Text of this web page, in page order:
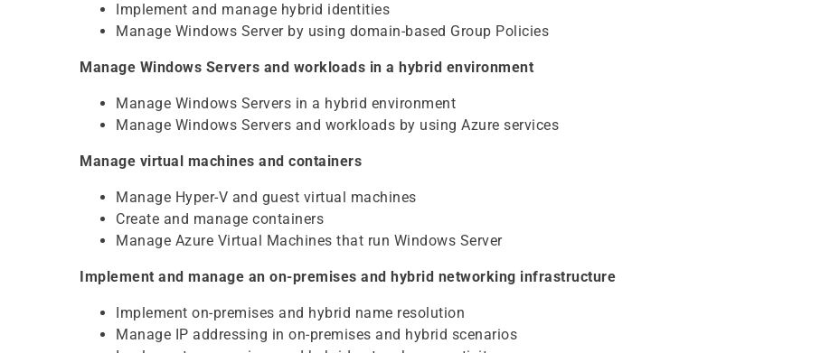
Implement and manage hybrid identities
Manage Windows Server by using domain-based Group Policies
Manage Windows Servers and workloads in a hybrid environment
Manage Windows Servers in a hybrid environment
Manage Windows Servers and workloads by using Azure services
Manage virtual machines and containers
Manage Hyper-V and guest virtual machines
Create and manage containers
Manage Azure Virtual Machines that run Windows Server
Implement and manage an on-premises and hybrid networking infrastructure
Implement on-premises and hybrid name resolution
Manage IP addressing in on-premises and hybrid scenarios